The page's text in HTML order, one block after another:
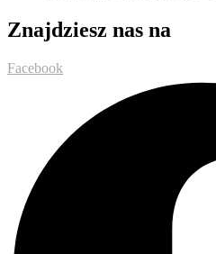
Znajdziesz nas na
Facebook